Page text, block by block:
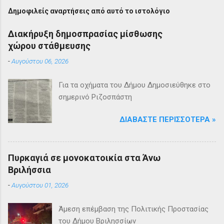
Δημοφιλείς αναρτήσεις από αυτό το ιστολόγιο
Διακήρυξη δημοσπρασίας μίσθωσης
χώρου στάθμευσης
-Αυγούστου 06, 2026
Για τα οχήματα του Δήμου Δημοσιεύθηκε στο
σημερινό Ριζοσπάστη
ΔΙΑΒΆΣΤΕ ΠΕΡΙΣΣΌΤΕΡΑ »
Πυρκαγιά σε μονοκατοικία στα Άνω
Βριλήσσια
-Αυγούστου 01, 2026
Άμεση επέμβαση της Πολιτικής Προστασίας
του Δήμου Βριλησσίων